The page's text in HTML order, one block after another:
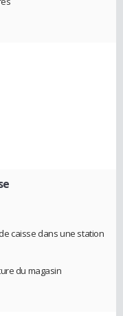
caisse dans une station
du magasin